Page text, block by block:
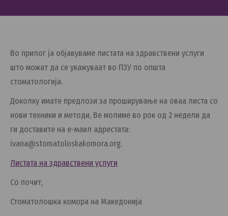
Во прилог ја објавуваме листата на здравствени услуги
што можат да се укажуваат во ПЗУ по општа
стоматологија.
Доколку имате предлози за проширување на оваа листа со
нови техники и методи, Ве молиме во рок од 2 недели да
ги доставите на е-маил адрестата:
ivana@stomatoloskakomora.org.
Листата на здравствени услуги
Со почит,
Стоматолошка комора на Македонија